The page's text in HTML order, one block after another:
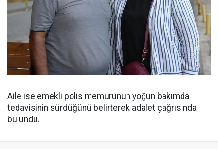
Aile ise emekli polis memurunun yoğun bakımda
tedavisinin sürdüğünü belirterek adalet çağrısında
bulundu.